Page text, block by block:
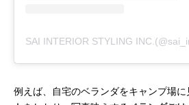
例えば、自宅のベランダをキャンプ場に